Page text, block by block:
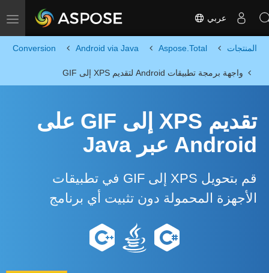
Toggle navigation عربي
المنتجات Aspose.Total
Android via Java
Conversion
واجهة برمجة تطبيقات Android لتقديم XPS إلى GIF
تقديم XPS إلى GIF على
Android عبر Java
قم بتحويل XPS إلى GIF في تطبيقات
الأجهزة المحمولة دون تثبيت أي برنامج